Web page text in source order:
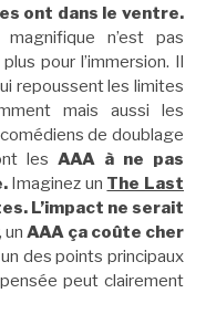
ont dans le ventre.
n’est pas
pour l’immersion. Il
repoussent les limites
mais aussi les
de doublage
les AAA à ne pas
Imaginez un The Last
L’impact ne serait
un AAA ça coûte cher
un des points principaux
peut clairement